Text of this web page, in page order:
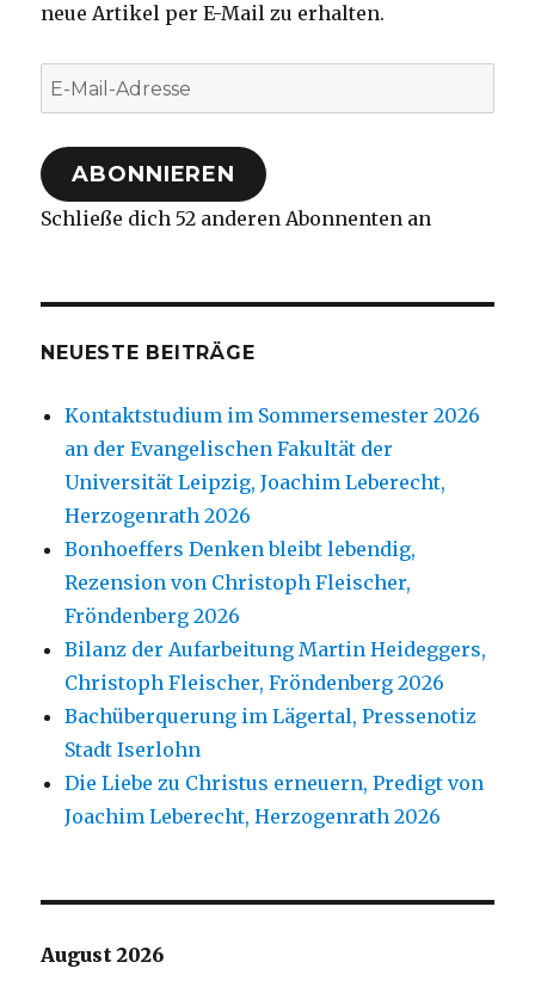
neue Artikel per E-Mail zu erhalten.
E-
Mail-
Adresse
ABONNIEREN
Schließe dich 52 anderen Abonnenten an
NEUESTE BEITRÄGE
Kontaktstudium im Sommersemester 2026
an der Evangelischen Fakultät der
Universität Leipzig, Joachim Leberecht,
Herzogenrath 2026
Bonhoeffers Denken bleibt lebendig,
Rezension von Christoph Fleischer,
Fröndenberg 2026
Bilanz der Aufarbeitung Martin Heideggers,
Christoph Fleischer, Fröndenberg 2026
Bachüberquerung im Lägertal, Pressenotiz
Stadt Iserlohn
Die Liebe zu Christus erneuern, Predigt von
Joachim Leberecht, Herzogenrath 2026
August 2026